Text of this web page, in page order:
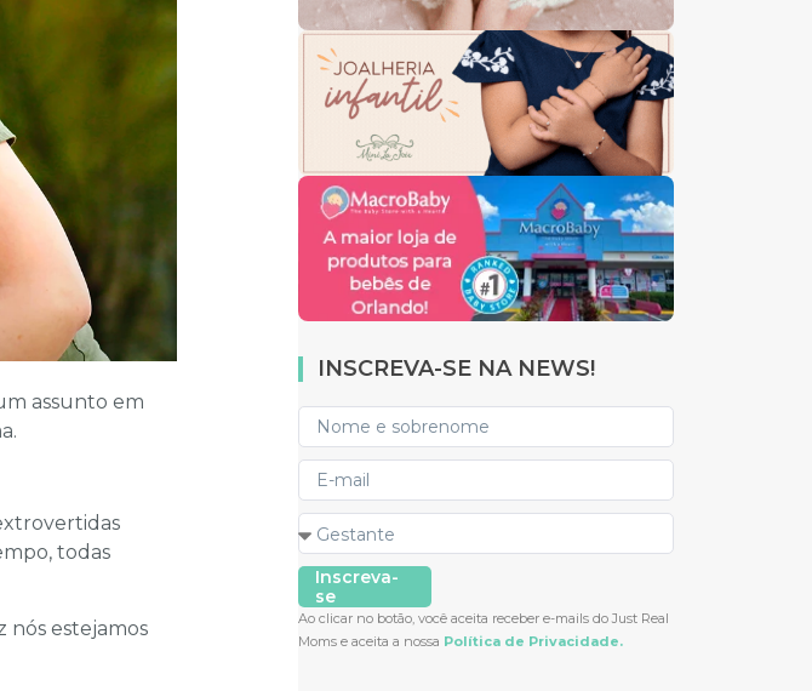
assunto em
todas
nós estejamos
INSCREVA-SE NA NEWS!
Inscreva-
se
Ao clicar no botão, você aceita receber e-mails do Just Real
Moms e aceita a nossa Política de Privacidade.